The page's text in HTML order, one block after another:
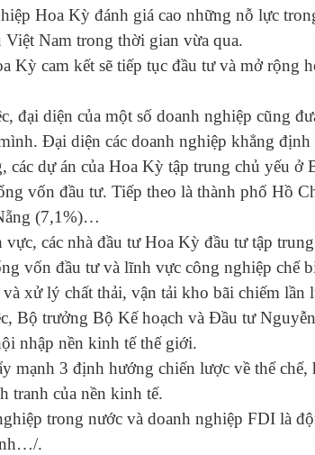
Hoa Kỳ đánh giá cao những nỗ lực
Nam trong thời gian vừa qua.
Kỳ cam kết sẽ tiếp tục đầu tư và mở rộng
đại diện của một số doanh nghiệp cũng
Đại diện các doanh nghiệp khẳng
các dự án của Hoa Kỳ tập trung chủ yếu
vốn đầu tư. Tiếp theo là thành phố Hồ
(7,1%)…
các nhà đầu tư Hoa Kỳ đầu tư tập
vốn đầu tư và lĩnh vực công nghiệp chế
và xử lý chất thải, vận tải kho bãi chiếm
Bộ trưởng Bộ Kế hoạch và Đầu tư
nhập nền kinh tế thế giới.
mạnh 3 định hướng chiến lược về thể
tranh của nền kinh tế.
trong nước và doanh nghiệp FDI là
.